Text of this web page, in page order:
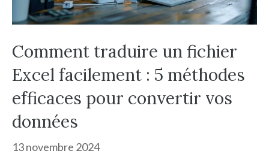
Comment traduire un fichier
Excel facilement : 5 méthodes
efficaces pour convertir vos
données
13 novembre 2024